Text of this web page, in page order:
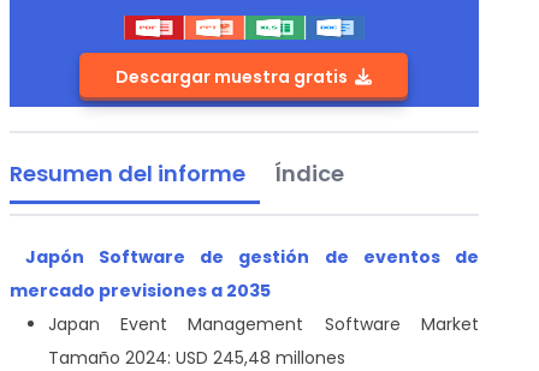
Descargar muestra gratis
Resumen del informe Índice
Japón Software de gestión de eventos de
mercado previsiones a 2035
Japan Event Management Software Market
Tamaño 2024: USD 245,48 millones